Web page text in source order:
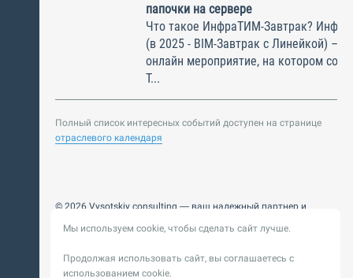
папочки на сервере
Что такое ИнфраТИМ-Завтрак?
(в 2025 - BIM-Завтрак с Линейкой) –
онлайн мероприятие, на котором
Т...
Полный список интересных событий доступен на странице
отраслевого календаря
© 2026 Vysotskiy consulting — ваш надежный партнер и
Цифровизация, BIM, ИИ. Внедряем и оптимизируем
Пользовательское
Политика обработки персональных
Мы используем cookie, чтобы сделать сайт лучше.
Продолжая использовать сайт, вы соглашаетесь с
использованием cookie.